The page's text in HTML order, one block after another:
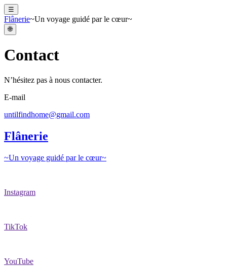
☰
Flânerie~Un voyage guidé par le cœur~
🌐
Contact
N’hésitez pas à nous contacter.
E-mail
untilfindhome@gmail.com
Flânerie
~Un voyage guidé par le cœur~
Instagram
TikTok
YouTube